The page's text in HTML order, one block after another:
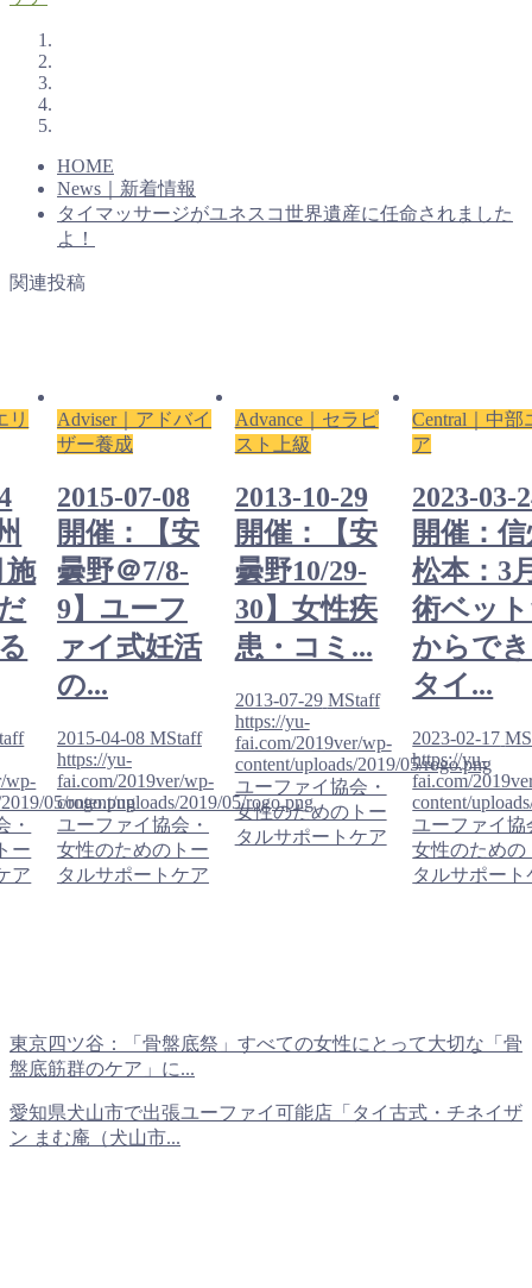
HOME
News｜新着情報
タイマッサージがユネスコ世界遺産に任命されました
よ！
関連投稿
リ
施
wp-
05/rogo.png
・
ー
ア
Adviser｜アドバイ
ザー養成
2015-07-08
開催：【安
曇野＠7/8-
9】ユーフ
ァイ式妊活
の...
2015-04-08 MStaff
https://yu-
fai.com/2019ver/wp-
content/uploads/2019/05/rogo.png
ユーファイ協会・
女性のためのトー
タルサポートケア
Advance｜セラピ
スト上級
2013-10-29
開催：【安
曇野10/29-
30】女性疾
患・コミ...
2013-07-29 MStaff
https://yu-
fai.com/2019ver/wp-
content/uploads/2019/05/rogo.png
ユーファイ協会・
女性のためのトー
タルサポートケア
Central｜中部
ア
2023-03-
開催：
松本：3
術ベッ
からで
タイ...
2023-02-17
https://yu-
fai.com/
content/
ユーファイ協
女性のための
タルサポート
東京四ツ谷：「骨盤底祭」すべての女性にとって大切な「骨
盤底筋群のケア」に...
愛知県犬山市で出張ユーファイ可能店「タイ古式・チネイザ
ン まむ庵（犬山市...